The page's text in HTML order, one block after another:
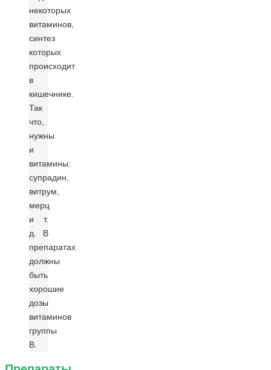
некоторых
витаминов,
синтез
которых
происходит
в
кишечнике.
Так
что,
нужны
и
витамины:
супрадин,
витрум,
мерц
и т.
д. В
препаратах
должны
быть
хорошие
дозы
витаминов
группы
В.